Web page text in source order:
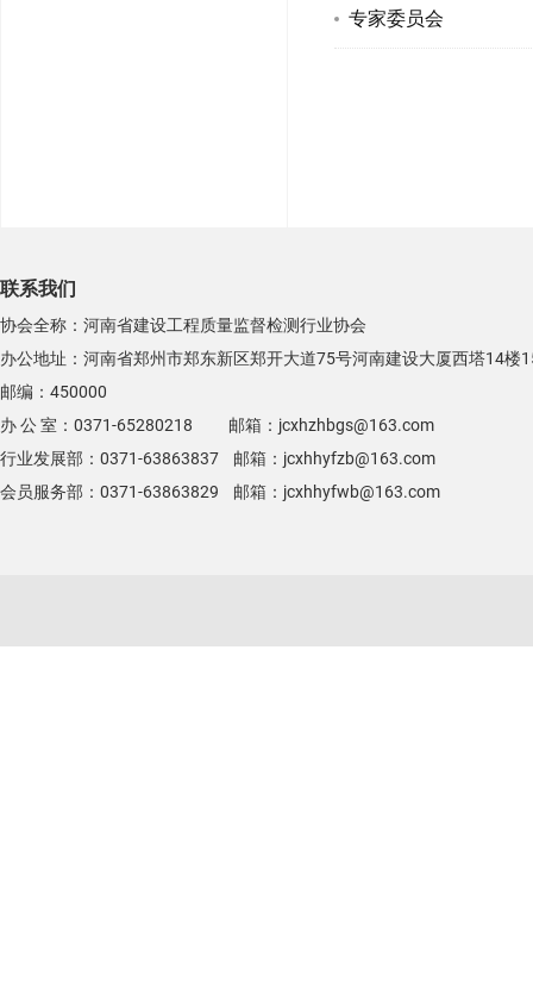
专家委员会
联系我们
协会全称：河南省建设工程质量监督检测行业协会
办公地址：河南省郑州市郑东新区郑开大道75号河南建设大厦西塔14楼
邮编：450000
办 公 室：0371-65280218 邮箱：jcxhzhbgs@163.com
行业发展部：0371-63863837 邮箱：jcxhhyfzb@163.com
会员服务部：0371-63863829 邮箱：jcxhhyfwb@163.com